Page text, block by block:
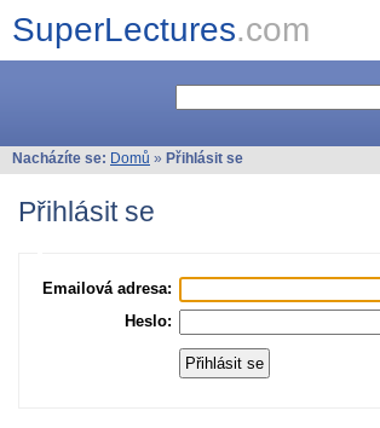
SuperLectures.com
Nacházíte se: Domů » Přihlásit se
Přihlásit se
Emailová adresa:
Heslo: